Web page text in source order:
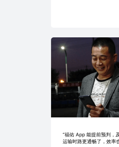
“福佑 App 能提前预判，
运输时路更通畅了，效率